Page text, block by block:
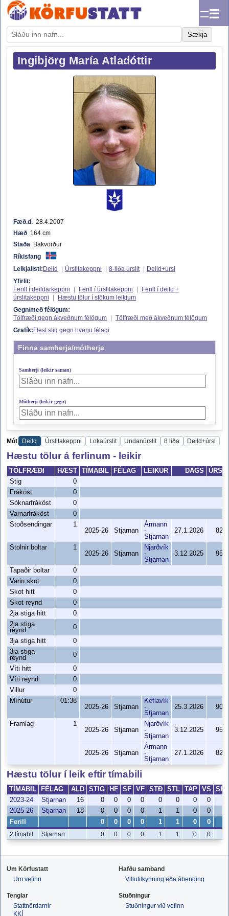
☰
Sækja
Ingibjörg María Atladóttir
Fæð.d. 28.4.2007
Hæð 164 cm
Staða Bakvörður
Ríkisfang
Leikjalisti: Deild Úrslitakeppni 8-liða úrslit
Deild+úrsl
Yfirlit:
Ferill í deildarkeppni
Ferill í úrslitakeppni
Ferill í deild +
úrslitakeppni
Hæstu tölur í stökum leikjum
Gegn/með félögum:
Tölfræði gegn ákveðnum félögum
Tölfræði með ákveðnum félögum
Grafík: Flest stig gegn hverju félagi
Finna samherja/mótherja
Samherji (leikir saman)
Mótherji (leikir gegn)
Mót Deild Úrslitakeppni Lokaúrslit Undanúrslit 8 liða Deild+úrsl
Hæstu tölur á ferlinum - leikir
TÖLFRÆÐI HÆST TÍMABIL FÉLAG LEIKUR DAGS
Stig
0
Fráköst
0
Sóknarfráköst
0
Varnarfráköst
0
Stoðsendingar
1
2025-26
Stjarnan
Ármann
-
Stjarnan
27.1.2026 82-
Stolnir boltar
1
2025-26
Stjarnan
Njarðvík
-
Stjarnan
3.12.2025 95-
Tapaðir boltar
0
Varin skot
0
Skot hitt
0
Skot reynd
0
2ja stiga hitt
0
2ja stiga
reynd
0
3ja stiga hitt
0
3ja stiga
reynd
0
Víti hitt
0
Víti reynd
0
Villur
0
Mínútur
01:38
2025-26
Stjarnan
Keflavík
-
Stjarnan
25.3.2026 90-
Framlag
1
2025-26
Stjarnan
Njarðvík
-
Stjarnan
3.12.2025 95-
2025-26 Stjarnan
Ármann
-
Stjarnan
27.1.2026 82-
Hæstu tölur í leik eftir tímabili
TÍMABIL FÉLAG ALD STIG HF SF VF STÐ STL TAP VS
SKH
2023-24
Stjarnan 16 0 0 0 0 0 0 0 0
2025-26
Stjarnan 18 0 0 0 0 1 1 0 0
Ferill 0 0 0 0 1 1 0 0
2 tímabil Stjarnan 0 0 0 0 1 1 0 0
Um Körfustatt
Um vefinn
Hafðu samband
Villutilkynning eða ábending
Tenglar
Stattnördarnir
KKÍ
Stuðningur
Stuðningur við vefinn